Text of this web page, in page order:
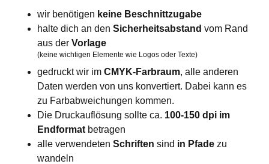
wir benötigen keine Beschnittzugabe
halte dich an den Sicherheitsabstand vom Rand
aus der Vorlage
(keine wichtigen Elemente wie Logos oder Texte)
gedruckt wir im CMYK-Farbraum, alle anderen
Daten werden von uns konvertiert. Dabei kann es
zu Farbabweichungen kommen.
Die Druckauflösung sollte ca. 100-150 dpi im
Endformat betragen
alle verwendeten Schriften sind in Pfade zu
wandeln